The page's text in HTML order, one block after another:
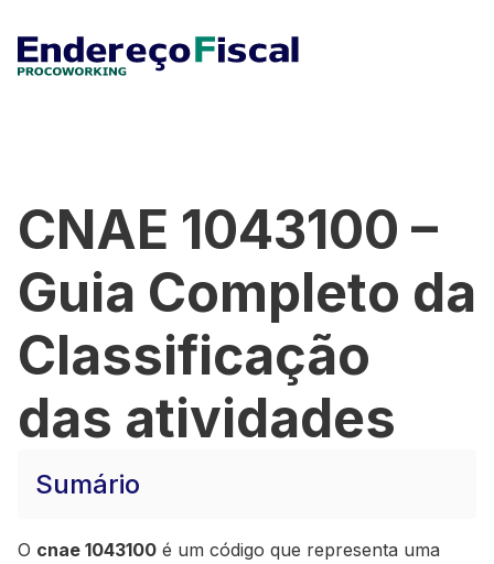
CNAE 1043100 –
Guia Completo da
Classificação
das atividades
Sumário
O cnae 1043100 é um código que representa uma